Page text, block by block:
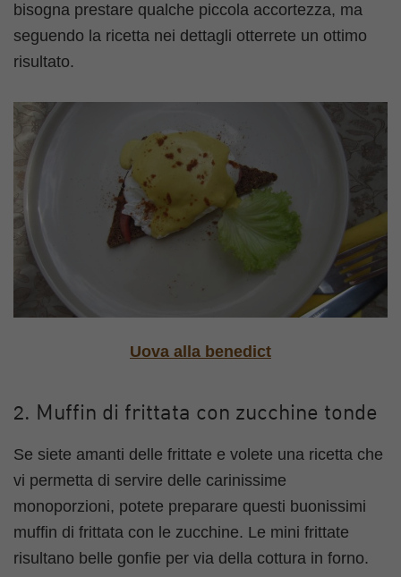
bisogna prestare qualche piccola accortezza, ma
seguendo la ricetta nei dettagli otterrete un ottimo
risultato.
Uova alla benedict
2. Muffin di frittata con zucchine tonde
Se siete amanti delle frittate e volete una ricetta che
vi permetta di servire delle carinissime
monoporzioni, potete preparare questi buonissimi
muffin di frittata con le zucchine. Le mini frittate
risultano belle gonfie per via della cottura in forno.